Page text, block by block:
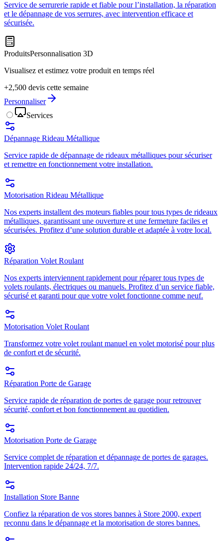
Service de serrurerie rapide et fiable pour l’installation, la réparation
et le dépannage de vos serrures, avec intervention efficace et
sécurisée.
ProduitsPersonnalisation 3D
Visualisez et estimez votre produit en temps réel
+2,500 devis cette semaine
Personnaliser
Services
Dépannage Rideau Métallique
Service rapide de dépannage de rideaux métalliques pour sécuriser
et remettre en fonctionnement votre installation.
Motorisation Rideau Métallique
Nos experts installent des moteurs fiables pour tous types de rideaux
métalliques, garantissant une ouverture et une fermeture faciles et
sécurisées. Profitez d’une solution durable et adaptée à votre local.
Réparation Volet Roulant
Nos experts interviennent rapidement pour réparer tous types de
volets roulants, électriques ou manuels. Profitez d’un service fiable,
sécurisé et garanti pour que votre volet fonctionne comme neuf.
Motorisation Volet Roulant
Transformez votre volet roulant manuel en volet motorisé pour plus
de confort et de sécurité.
Réparation Porte de Garage
Service rapide de réparation de portes de garage pour retrouver
sécurité, confort et bon fonctionnement au quotidien.
Motorisation Porte de Garage
Service complet de réparation et dépannage de portes de garages.
Intervention rapide 24/24, 7/7.
Installation Store Banne
Confiez la réparation de vos stores bannes à Store 2000, expert
reconnu dans le dépannage et la motorisation de stores bannes.